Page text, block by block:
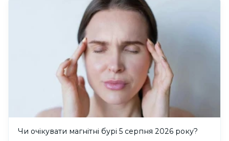
Чи очікувати магнітні бурі 5 серпня 2026 року?